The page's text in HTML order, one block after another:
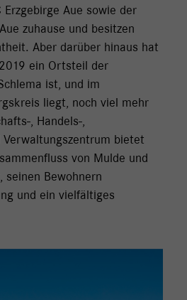
Erzgebirge Aue sowie der
zuhause und besitzen
Aber darüber hinaus hat
ein Ortsteil der
ist, und im
liegt, noch viel mehr
, Handels-,
Verwaltungszentrum bietet
von Mulde und
seinen Bewohnern
und ein vielfältiges